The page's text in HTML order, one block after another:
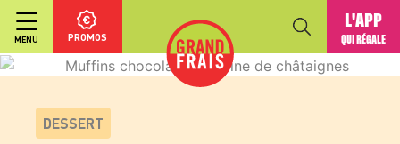
MENU PROMOS
L'APP
QUI RÉGALE
DESSERT